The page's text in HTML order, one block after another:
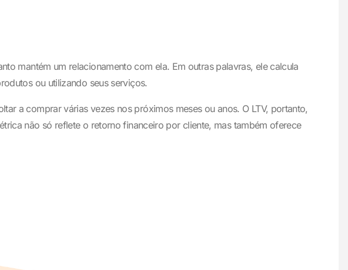
mantém um relacionamento com ela. Em outras palavras, ele calcula
ou utilizando seus serviços.
a comprar várias vezes nos próximos meses ou anos. O LTV, portanto,
não só reflete o retorno financeiro por cliente, mas também oferece